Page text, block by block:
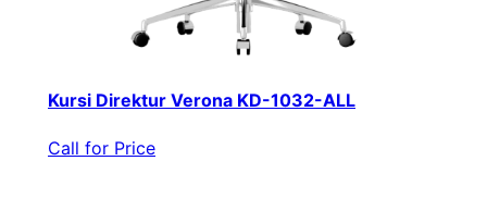
Kursi Direktur Verona KD-1032-ALL
Call for Price